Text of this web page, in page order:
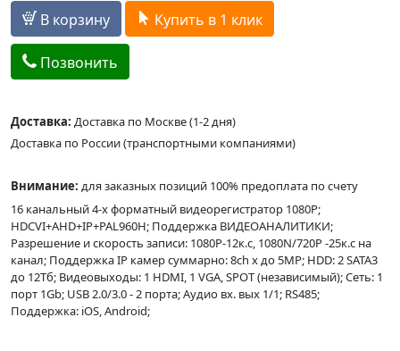
В корзину Купить в 1 клик
Позвонить
Доставка: Доставка по Москве (1-2 дня)
Доставка по России (транспортными компаниями)
Внимание: для заказных позиций 100% предоплата по счету
16 канальный 4-x форматный видеорегистратор 1080P;
HDCVI+AHD+IP+PAL960H; Поддержка ВИДЕОАНАЛИТИКИ;
Разрешение и скорость записи: 1080P-12к.с, 1080N/720Р -25к.с на
канал; Поддержка IP камер суммарно: 8ch x до 5MP; HDD: 2 SATA3
до 12Тб; Видеовыходы: 1 HDMI, 1 VGA, SPOT (независимый); Сеть: 1
порт 1Gb; USB 2.0/3.0 - 2 порта; Аудио вх. вых 1/1; RS485;
Поддержка: iOS, Android;